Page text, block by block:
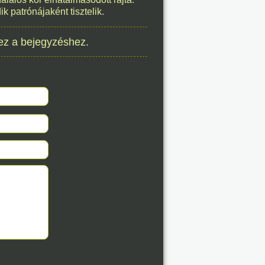
07.
patrónájaként tisztelik.
a bejegyzéshez.